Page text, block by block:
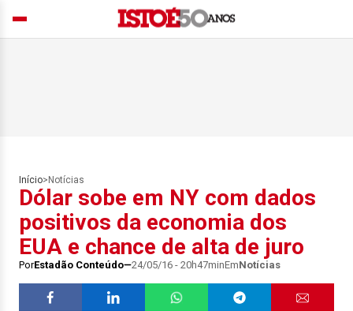
Início> Notícias
Dólar sobe em NY com dados
positivos da economia dos
EUA e chance de alta de juro
PorEstadão Conteúdo 24/05/16 - 20h47minEmNotícias